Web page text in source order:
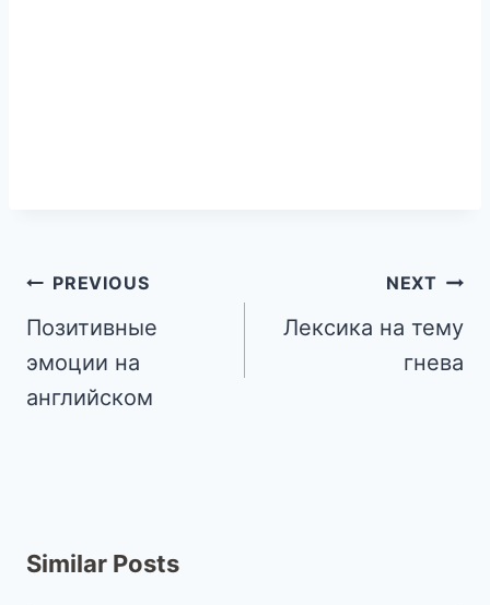
PREVIOUS
Позитивные
эмоции на
английском
NEXT
Лексика на тему
гнева
Similar Posts